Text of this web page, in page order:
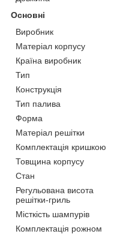
Основні
Виробник
Матеріал корпусу
Країна виробник
Тип
Конструкція
Тип палива
Форма
Матеріал решітки
Комплектація кришкою
Товщина корпусу
Стан
Регульована висота
решітки-гриль
Місткість шампурів
Комплектація рожном